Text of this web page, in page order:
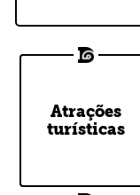
Atrações
turísticas
DoDublin
Tour Stops